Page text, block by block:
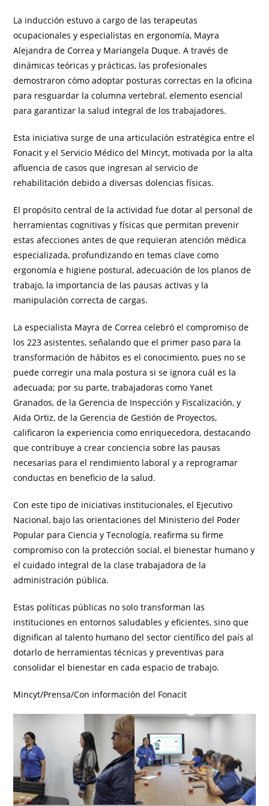
La inducción estuvo a cargo de las terapeutas
ocupacionales y especialistas en ergonomía, Mayra
Alejandra de Correa y Mariangela Duque. A través de
dinámicas teóricas y prácticas, las profesionales
demostraron cómo adoptar posturas correctas en la oficina
para resguardar la columna vertebral, elemento esencial
para garantizar la salud integral de los trabajadores.
Esta iniciativa surge de una articulación estratégica entre el
Fonacit y el Servicio Médico del Mincyt, motivada por la alta
afluencia de casos que ingresan al servicio de
rehabilitación debido a diversas dolencias físicas.
El propósito central de la actividad fue dotar al personal de
herramientas cognitivas y físicas que permitan prevenir
estas afecciones antes de que requieran atención médica
especializada, profundizando en temas clave como
ergonomía e higiene postural, adecuación de los planos de
trabajo, la importancia de las pausas activas y la
manipulación correcta de cargas.
La especialista Mayra de Correa celebró el compromiso de
los 223 asistentes, señalando que el primer paso para la
transformación de hábitos es el conocimiento, pues no se
puede corregir una mala postura si se ignora cuál es la
adecuada; por su parte, trabajadoras como Yanet
Granados, de la Gerencia de Inspección y Fiscalización, y
Aida Ortiz, de la Gerencia de Gestión de Proyectos,
calificaron la experiencia como enriquecedora, destacando
que contribuye a crear conciencia sobre las pausas
necesarias para el rendimiento laboral y a reprogramar
conductas en beneficio de la salud.
Con este tipo de iniciativas institucionales, el Ejecutivo
Nacional, bajo las orientaciones del Ministerio del Poder
Popular para Ciencia y Tecnología, reafirma su firme
compromiso con la protección social, el bienestar humano y
el cuidado integral de la clase trabajadora de la
administración pública.
Estas políticas públicas no solo transforman las
instituciones en entornos saludables y eficientes, sino que
dignifican al talento humano del sector científico del país al
dotarlo de herramientas técnicas y preventivas para
consolidar el bienestar en cada espacio de trabajo.
Mincyt/Prensa/Con información del Fonacit